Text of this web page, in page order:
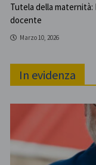
Tutela della maternità:
docente
Marzo 10, 2026
In evidenza